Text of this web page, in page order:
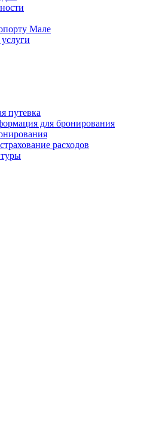
Мале
путевка
для бронирования
расходов